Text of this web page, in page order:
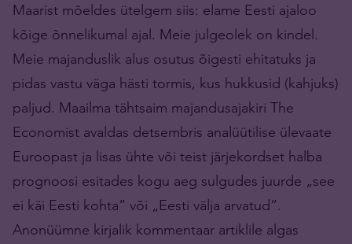
Maarist mõeldes ütelgem siis: elame Eesti ajaloo
kõige õnnelikumal ajal. Meie julge­olek on kindel.
Meie majanduslik alus osutus õigesti ehitatuks ja
pidas vastu väga hästi tormis, kus hukkusid (kahjuks)
paljud. Maailma tähtsaim majandusajakiri The
Economist avaldas detsembris analüütilise ülevaate
Euroopast ja lisas ühte või teist järjekordset halba
prognoosi esitades kogu aeg sulgudes juurde „see
ei käi Eesti kohta” või „Eesti välja arvatud”.
Anonüümne kirjalik kommentaar artiklile algas